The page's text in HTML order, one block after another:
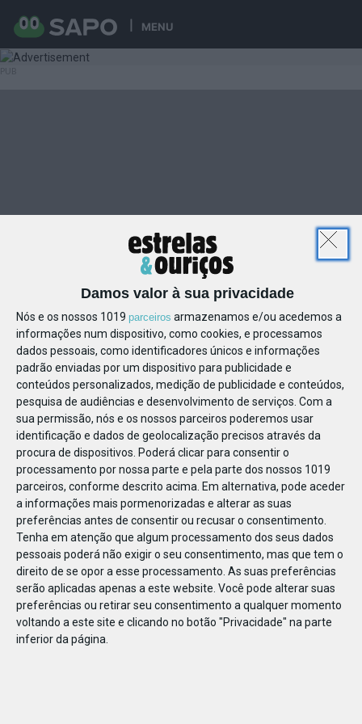
MENU
Damos valor à sua privacidade
Nós e os nossos 1019 parceiros armazenamos e/ou acedemos a
informações num dispositivo, como cookies, e processamos
dados pessoais, como identificadores únicos e informações
padrão enviadas por um dispositivo para publicidade e
conteúdos personalizados, medição de publicidade e conteúdos,
pesquisa de audiências e desenvolvimento de serviços. Com a
sua permissão, nós e os nossos parceiros poderemos usar
identificação e dados de geolocalização precisos através da
procura de dispositivos. Poderá clicar para consentir o
processamento por nossa parte e pela parte dos nossos 1019
parceiros, conforme descrito acima. Em alternativa, pode aceder
a informações mais pormenorizadas e alterar as suas
preferências antes de consentir ou recusar o consentimento.
Tenha em atenção que algum processamento dos seus dados
pessoais poderá não exigir o seu consentimento, mas que tem o
direito de se opor a esse processamento. As suas preferências
serão aplicadas apenas a este website. Você pode alterar suas
preferências ou retirar seu consentimento a qualquer momento
voltando a este site e clicando no botão "Privacidade" na parte
inferior da página.
248571084048476